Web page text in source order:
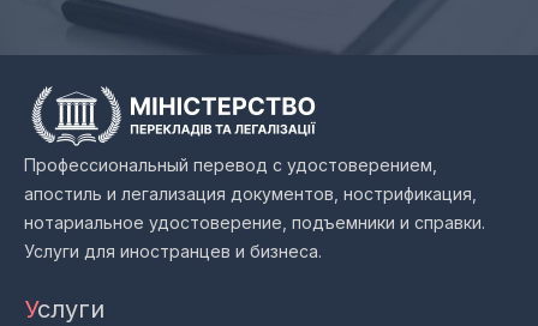
Профессиональный перевод с удостоверением,
апостиль и легализация документов, нострификация,
нотариальное удостоверение, подъемники и справки.
Услуги для иностранцев и бизнеса.
Услуги